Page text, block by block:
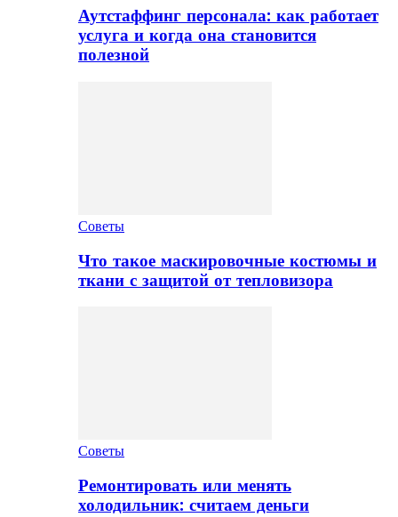
Аутстаффинг персонала: как работает
услуга и когда она становится
полезной
Советы
Что такое маскировочные костюмы и
ткани с защитой от тепловизора
Советы
Ремонтировать или менять
холодильник: считаем деньги